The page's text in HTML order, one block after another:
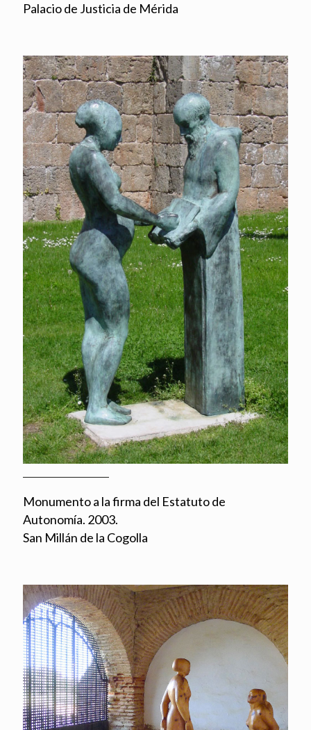
Palacio de Justicia de Mérida
Monumento a la firma del Estatuto de
Autonomía. 2003.
San Millán de la Cogolla